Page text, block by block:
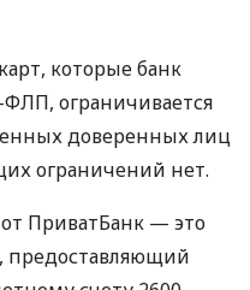
которые банк
ограничивается
доверенных лиц
ограничений нет.
ПриватБанк — это